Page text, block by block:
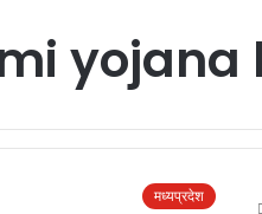
yojana
मध्यप्रदेश